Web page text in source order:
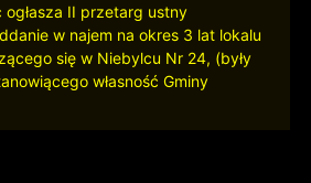
ogłasza II przetarg ustny
w najem na okres 3 lat lokalu
się w Niebylcu Nr 24, (były
własność Gminy